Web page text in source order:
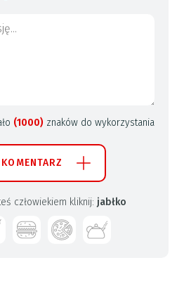
(1000) znaków do wykorzystania
człowiekiem kliknij: jabłko